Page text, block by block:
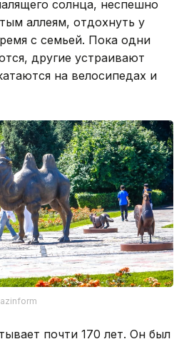
солнца, неспешно
аллеям, отдохнуть у
с семьей. Пока одни
другие устраивают
на велосипедах и
почти 170 лет. Он был